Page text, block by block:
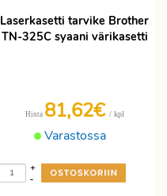
Laserkasetti tarvike Brother
TN-325C syaani värikasetti
Varastossa
Hinta 81,62€ / kpl
-
+